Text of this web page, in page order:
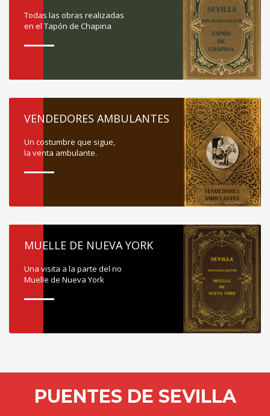
Todas las obras realizadas
en el Tapón de Chapina
VENDEDORES AMBULANTES
Un costumbre que sigue,
la venta ambulante.
MUELLE DE NUEVA YORK
Una visita a la parte del rio
Muelle de Nueva York
PUENTES DE SEVILLA